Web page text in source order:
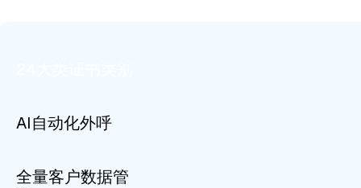
AI自动化外呼
全量客户数据管